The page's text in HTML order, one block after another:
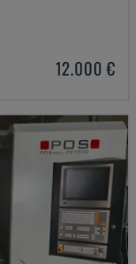
12.000 €